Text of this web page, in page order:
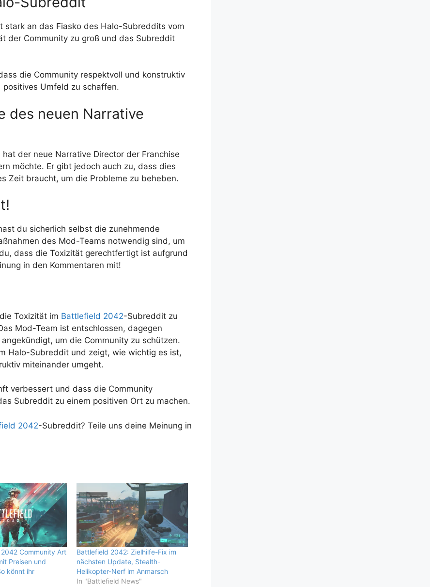
an das Fiasko des Halo-Subreddits vom
der Community zu groß und das Subreddit
die Community respektvoll und konstruktiv
Umfeld zu schaffen.
des neuen Narrative
hat der neue Narrative Director der Franchise
möchte. Er gibt jedoch auch zu, dass dies
Zeit braucht, um die Probleme zu beheben.
du sicherlich selbst die zunehmende
des Mod-Teams notwendig sind, um
dass die Toxizität gerechtfertigt ist aufgrund
in den Kommentaren mit!
Toxizität im Battlefield 2042-Subreddit zu
Mod-Team ist entschlossen, dagegen
um die Community zu schützen.
Halo-Subreddit und zeigt, wie wichtig es ist,
miteinander umgeht.
verbessert und dass die Community
Subreddit zu einem positiven Ort zu machen.
2042-Subreddit? Teile uns deine Meinung in
Community Art
Preisen und
könnt ihr
Battlefield 2042: Zielhilfe-Fix im
nächsten Update, Stealth-
Helikopter-Nerf im Anmarsch
In "Battlefield News"